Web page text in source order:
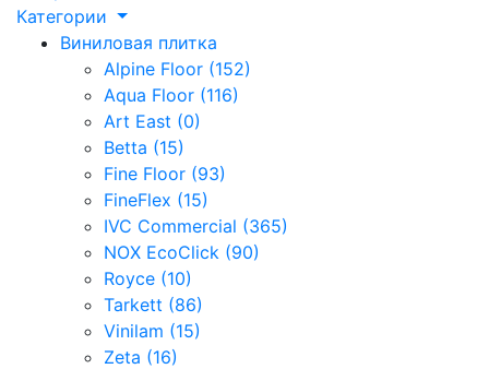
Категории
Виниловая плитка
Alpine Floor (152)
Aqua Floor (116)
Art East (0)
Betta (15)
Fine Floor (93)
FineFlex (15)
IVC Commercial (365)
NOX EcoClick (90)
Royce (10)
Tarkett (86)
Vinilam (15)
Zeta (16)